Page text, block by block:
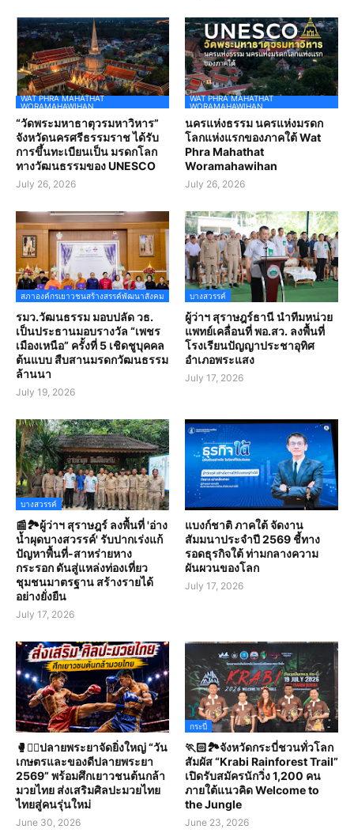
WAT PHRA MAHATHAT
WORAMAHAWIHAN
“วัดพระมหาธาตุวรมหาวิหาร”
จังหวัดนครศรีธรรมราช ได้รับ
การขึ้นทะเบียนเป็น มรดกโลก
ทางวัฒนธรรมของ UNESCO
July 26, 2026
WAT PHRA MAHATHAT
WORAMAHAWIHAN
นครแห่งธรรม นครแห่งมรดก
โลกแห่งแรกของภาคใต้ Wat
Phra Mahathat
Woramahawihan
July 26, 2026
สภาองค์กรเยาวชนสร้างสรรค์พัฒนาสังคม
รมว.วัฒนธรรม มอบปลัด วธ.
เป็นประธานมอบรางวัล “เพชร
เมืองเหนือ” ครั้งที่ 5 เชิดชูบุคคล
ต้นแบบ สืบสานมรดกวัฒนธรรม
ล้านนา
July 19, 2026
บางสวรรค์
ผู้ว่าฯ สุราษฎร์ธานี นำทีมหน่วย
แพทย์เคลื่อนที่ พอ.สว. ลงพื้นที่
โรงเรียนปัญญาประชาอุทิศ
อำเภอพระแสง
July 17, 2026
บางสวรรค์
📰🏞️ผู้ว่าฯ สุราษฎร์ ลงพื้นที่ 'อ่าง
น้ำผุดบางสวรรค์' รับปากเร่งแก้
ปัญหาพื้นที่-สาหร่ายหาง
กระรอก ดันสู่แหล่งท่องเที่ยว
ชุมชนมาตรฐาน สร้างรายได้
อย่างยั่งยืน
July 17, 2026
แบงก์ชาติ ภาคใต้ จัดงาน
สัมมนาประจำปี 2569 ชี้ทาง
รอดธุรกิจใต้ ท่ามกลางความ
ผันผวนของโลก
July 17, 2026
🥊🤼‍♀️ปลายพระยาจัดยิ่งใหญ่ “วัน
เกษตรและของดีปลายพระยา
2569” พร้อมศึกเยาวชนต้นกล้า
มวยไทย ส่งเสริมศิลปะมวยไทย
ไทยสู่คนรุ่นใหม่
June 30, 2026
กระบี่
🏃🏻🏞️จังหวัดกระบี่ชวนทั่วโลก
สัมผัส “Krabi Rainforest Trail”
เปิดรับสมัครนักวิ่ง 1,200 คน
ภายใต้แนวคิด Welcome to
the Jungle
June 23, 2026